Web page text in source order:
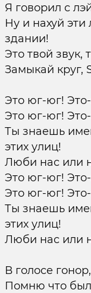
Я говорил с
Ну и нахуй
здании!
Это твой звук,
Замыкай круг,
Это юг-юг!
Это юг-юг!
Ты знаешь
этих улиц!
Люби нас или
Это юг-юг!
Это юг-юг!
Ты знаешь
этих улиц!
Люби нас или
В голосе
Помню что